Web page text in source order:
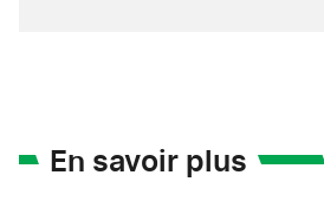
En savoir plus